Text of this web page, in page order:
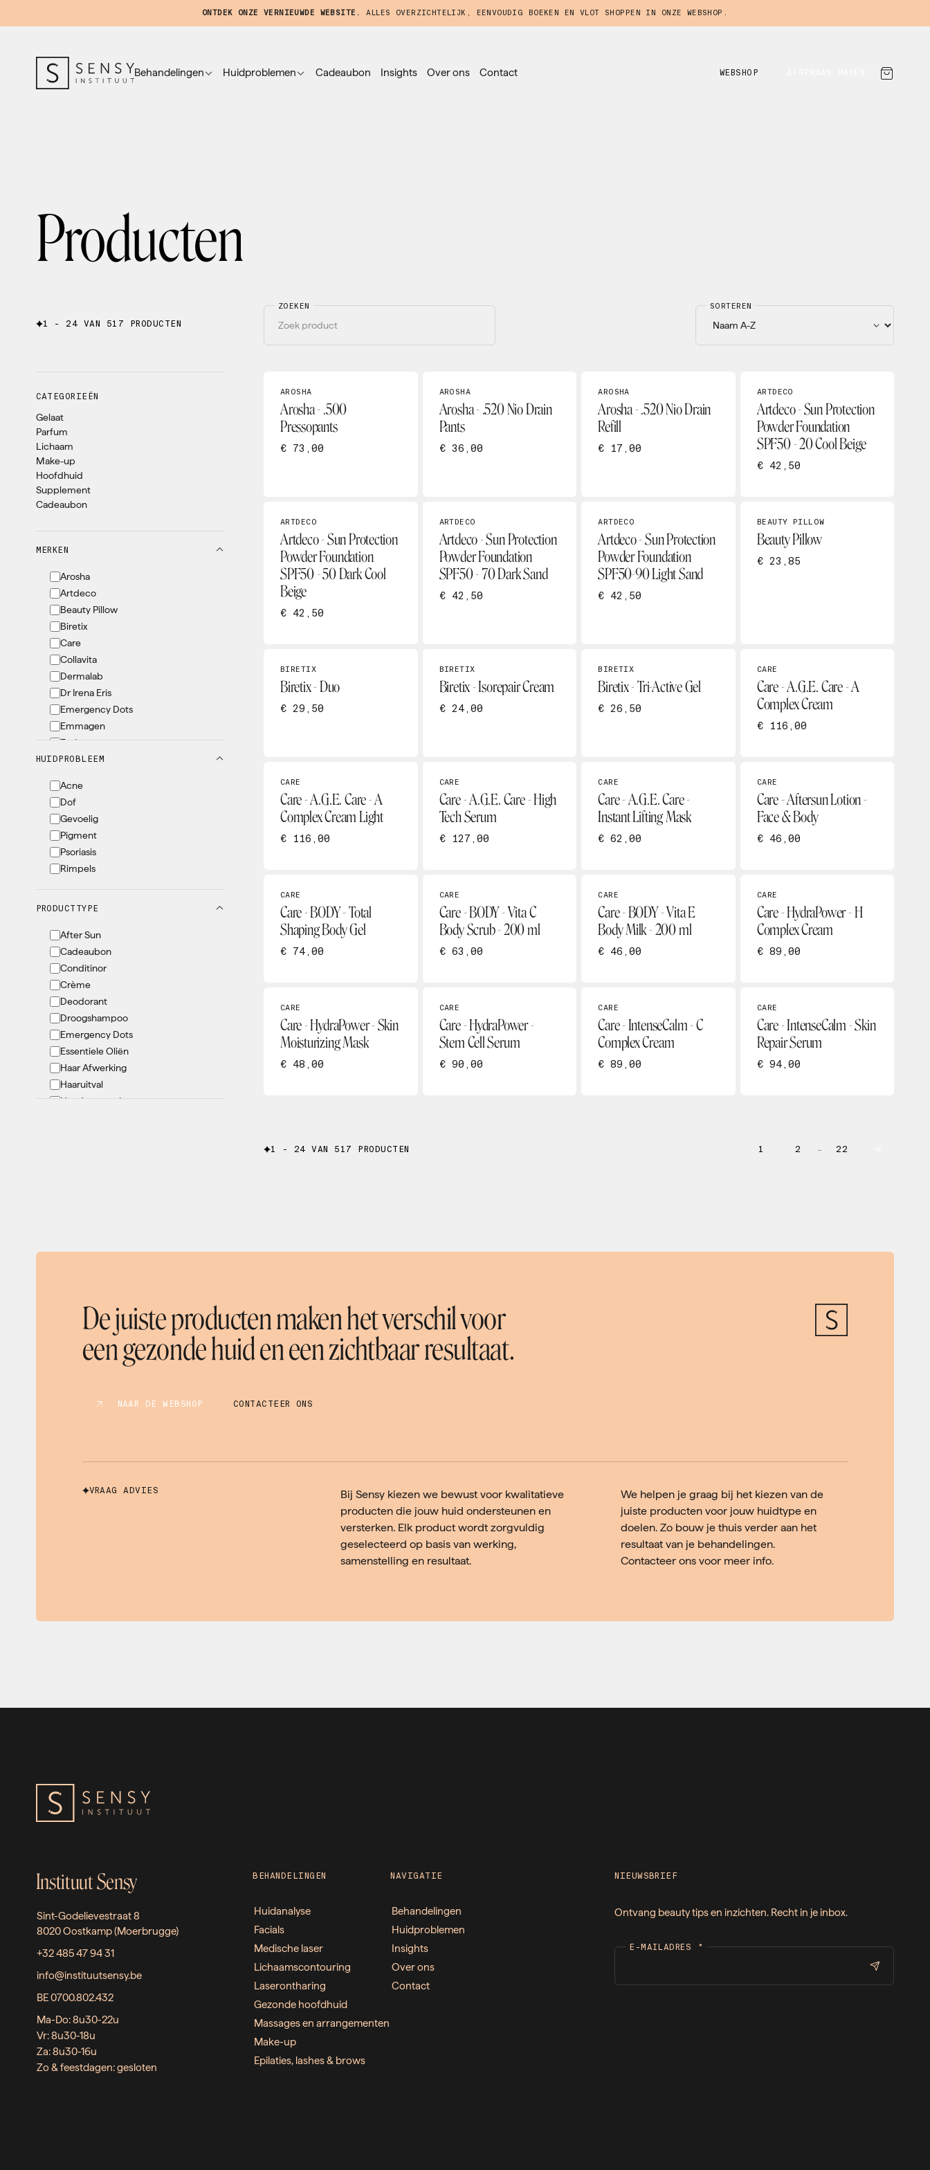
ONTDEK ONZE VERNIEUWDE WEBSITE. ALLES OVERZICHTELIJK, EENVOUDIG BOEKEN EN VLOT SHOPPEN IN ONZE WEBSHOP.
Behandelingen Huidproblemen Cadeaubon Insights Over ons Contact WEBSHOP
Producten
1 - 24 VAN 517 PRODUCTEN
ZOEKEN SORTEREN
CATEGORIEËN
Gelaat
Parfum
Lichaam
Make-up
Hoofdhuid
Supplement
Cadeaubon
MERKEN
Arosha
Artdeco
Beauty Pillow
Biretix
Care
Collavita
Dermalab
Dr Irena Eris
Emergency Dots
Emmagen
Endocare
EVY
Heliocare
Heltitude
Instituut Sensy
IOAN
Iraltone
Konjac
Miglot
Oolaboo
OY
PCA
pHformula
Philip Martins
Renophase
She Iss
Tanny Max
Theraderm
HUIDPROBLEEM
Acne
Dof
Gevoelig
Pigment
Psoriasis
Rimpels
PRODUCTTYPE
After Sun
Cadeaubon
Conditinor
Crème
Deodorant
Droogshampoo
Emergency Dots
Essentiele Oliën
Haar Afwerking
Haaruitval
Hand verzorging
Mascara
Oogverzorging
Peeling
AROSHA
Arosha - .500
Pressopants
€ 73,00
AROSHA
Arosha - .520 Nio Drain
Pants
€ 36,00
AROSHA
Arosha - .520 Nio Drain
Refill
€ 17,00
ARTDECO
Artdeco - Sun Protection
Powder Foundation
SPF50 - 20 Cool Beige
€ 42,50
ARTDECO
Artdeco - Sun Protection
Powder Foundation
SPF50 - 50 Dark Cool
Beige
€ 42,50
ARTDECO
Artdeco - Sun Protection
Powder Foundation
SPF50 - 70 Dark Sand
€ 42,50
ARTDECO
Artdeco - Sun Protection
Powder Foundation
SPF50-90 Light Sand
€ 42,50
BEAUTY PILLOW
Beauty Pillow
€ 23,85
BIRETIX
Biretix - Duo
€ 29,50
BIRETIX
Biretix - Isorepair Cream
€ 24,00
BIRETIX
Biretix - Tri-Active Gel
€ 26,50
CARE
Care - A.G.E. Care - A
Complex Cream
€ 116,00
CARE
Care - A.G.E. Care - A
Complex Cream Light
€ 116,00
CARE
Care - A.G.E. Care - High
Tech Serum
€ 127,00
CARE
Care - A.G.E. Care -
Instant Lifting Mask
€ 62,00
CARE
Care - Aftersun Lotion -
Face & Body
€ 46,00
CARE
Care - BODY - Total
Shaping Body Gel
€ 74,00
CARE
Care - BODY - Vita C
Body Scrub - 200 ml
€ 63,00
CARE
Care - BODY - Vita E
Body Milk - 200 ml
€ 46,00
CARE
Care - HydraPower - H
Complex Cream
€ 89,00
CARE
Care - HydraPower - Skin
Moisturizing Mask
€ 48,00
CARE
Care - HydraPower -
Stem Cell Serum
€ 90,00
CARE
Care - IntenseCalm - C
Complex Cream
€ 89,00
CARE
Care - IntenseCalm - Skin
Repair Serum
€ 94,00
1 - 24 VAN 517 PRODUCTEN 1 2 … 22
De juiste producten maken het verschil voor
een gezonde huid en een zichtbaar resultaat.
NAAR DE WEBSHOP CONTACTEER ONS
VRAAG ADVIES
Bij Sensy kiezen we bewust voor kwalitatieve
producten die jouw huid ondersteunen en
versterken. Elk product wordt zorgvuldig
geselecteerd op basis van werking,
samenstelling en resultaat.
We helpen je graag bij het kiezen van de
juiste producten voor jouw huidtype en
doelen. Zo bouw je thuis verder aan het
resultaat van je behandelingen.
Contacteer ons voor meer info.
Instituut Sensy
Sint-Godelievestraat 8
8020 Oostkamp (Moerbrugge)
+32 485 47 94 31
info@instituutsensy.be
BE 0700.802.432
Ma-Do: 8u30-22u
Vr: 8u30-18u
Za: 8u30-16u
Zo & feestdagen: gesloten
BEHANDELINGEN
Huidanalyse
Facials
Medische laser
Lichaamscontouring
Laserontharing
Gezonde hoofdhuid
Massages en arrangementen
Make-up
Epilaties, lashes & brows
NAVIGATIE
Behandelingen
Huidproblemen
Insights
Over ons
Contact
NIEUWSBRIEF
Ontvang beauty tips en inzichten. Recht in je inbox.
E-MAILADRES *